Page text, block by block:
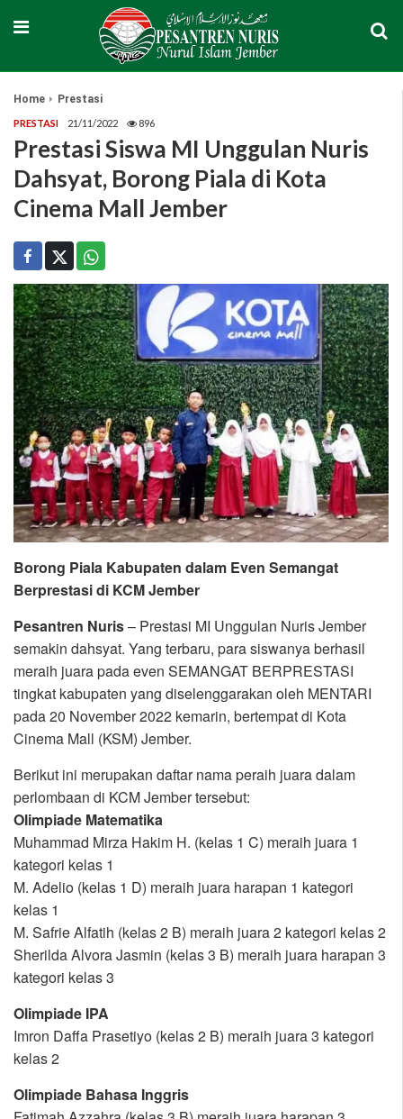
Home Prestasi
PRESTASI 21/11/2022 896
Prestasi Siswa MI Unggulan Nuris
Dahsyat, Borong Piala di Kota
Cinema Mall Jember
Borong Piala Kabupaten dalam Even Semangat
Berprestasi di KCM Jember
Pesantren Nuris– Prestasi MI Unggulan Nuris Jember
semakin dahsyat. Yang terbaru, para siswanya berhasil
meraih juara pada even SEMANGAT BERPRESTASI
tingkat kabupaten yang diselenggarakan oleh MENTARI
pada 20 November 2022 kemarin, bertempat di Kota
Cinema Mall (KSM) Jember.
Berikut ini merupakan daftar nama peraih juara dalam
perlombaan di KCM Jember tersebut:
Olimpiade Matematika
Muhammad Mirza Hakim H. (kelas 1 C) meraih juara 1
kategori kelas 1
M. Adelio (kelas 1 D) meraih juara harapan 1 kategori
kelas 1
M. Safrie Alfatih (kelas 2 B) meraih juara 2 kategori kelas 2
Sherilda Alvora Jasmin (kelas 3 B) meraih juara harapan 3
kategori kelas 3
Olimpiade IPA
Imron Daffa Prasetiyo (kelas 2 B) meraih juara 3 kategori
kelas 2
Olimpiade Bahasa Inggris